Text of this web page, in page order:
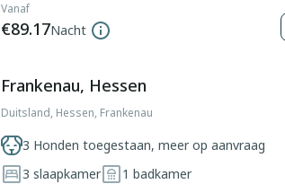
Vanaf
€89.17Nacht
Frankenau, Hessen
Duitsland, Hessen, Frankenau
3 Honden toegestaan, meer op aanvraag
3 slaapkamer 1 badkamer